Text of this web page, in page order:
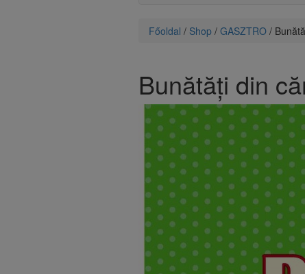
Főoldal / Shop / GASZTRO /
Bunătăți din